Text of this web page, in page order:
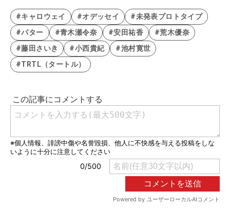
#キャロウェイ #オデッセイ
#未発表プロトタイプ
#パター
#青木瀬令奈 #安田祐香
#荒木優奈
#藤田さいき
#小西貴紀
#池村寛世
#TRTL（タートル）